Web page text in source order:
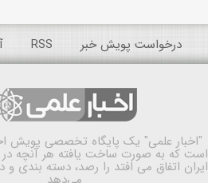
درخواست پویش خبر RSS
"اخبار علمی" یک پایگاه تخصصی پویش
است که به صورت ساخت یافته هر آنچه
ایران اتفاق می افتد را رصد، دسته بندی و